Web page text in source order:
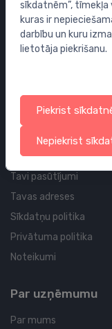
Mēbeles
Rāmji un skalošanas
Sifoni
Cauruļvadi un
Profila un
Tavs konts
Tavi pasūtījumi
Tavas adreses
Sīkdatņu politika
Privātuma politika
Noteikumi
Par uzņēmumu
Par mums
sīkdatnēm”,
kuras ir
darbību un kuru
lietotāja piekrišanu.
Piekrist
Nepiekrist